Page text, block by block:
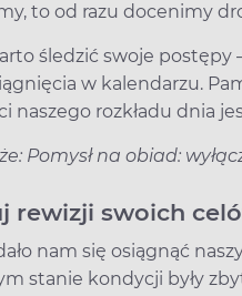
to od razu docenimy
śledzić swoje postępy
w kalendarzu.
naszego rozkładu dnia
Pomysł na obiad:
rewizji swoich
nam się osiągnąć
stanie kondycji były